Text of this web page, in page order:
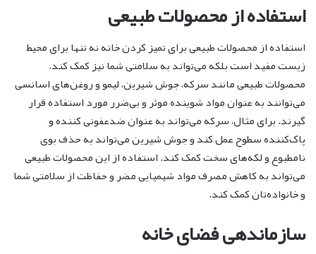
استفاده از محصولات طبیعی
استفاده از محصولات طبیعی برای تمیز کردن خانه نه تنها برای محیط
زیست مفید است بلکه می‌تواند به سلامتی شما نیز کمک کند.
محصولات طبیعی مانند سرکه، جوش شیرین، لیمو و روغن‌های اسانسی
می‌توانند به عنوان مواد شوینده موثر و بی‌ضرر مورد استفاده قرار
گیرند. برای مثال، سرکه می‌تواند به عنوان ضدعفونی کننده و
پاک‌کننده سطوح عمل کند و جوش شیرین می‌تواند به حذف بوی
نامطبوع و لکه‌های سخت کمک کند. استفاده از این محصولات طبیعی
می‌تواند به کاهش مصرف مواد شیمیایی مضر و حفاظت از سلامتی شما
و خانواده‌تان کمک کند.
سازماندهی فضای خانه